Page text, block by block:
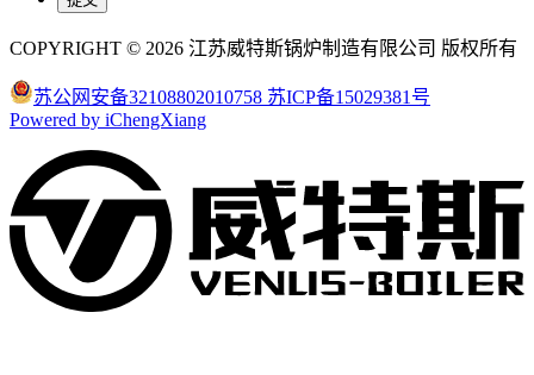
COPYRIGHT © 2026 江苏威特斯锅炉制造有限公司 版权所有
苏公网安备32108802010758 苏ICP备15029381号
Powered by iChengXiang